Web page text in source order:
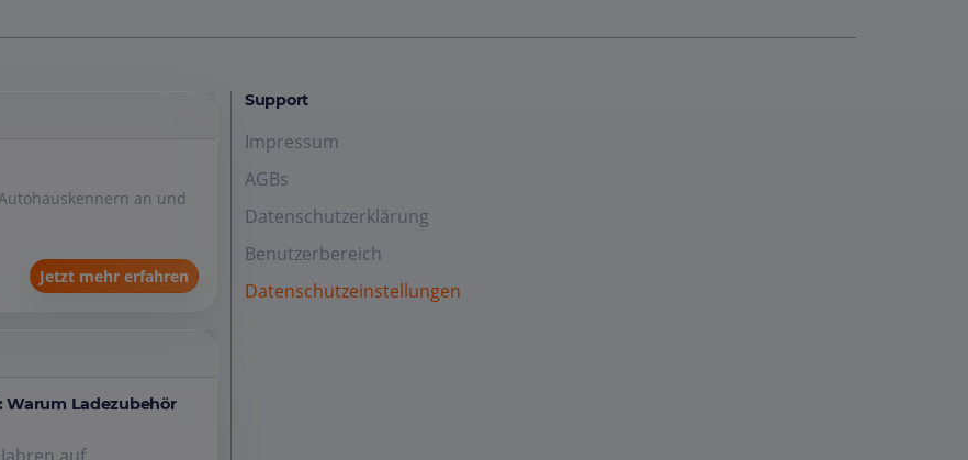
an und
Jetzt mehr erfahren
Ladezubehör
Support
Impressum
AGBs
Datenschutzerklärung
Benutzerbereich
Datenschutzeinstellungen